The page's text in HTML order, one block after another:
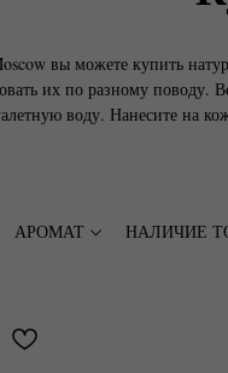
вы можете купить
их по разному
воду. Нанесите на
АРОМАТ НАЛИЧИЕ